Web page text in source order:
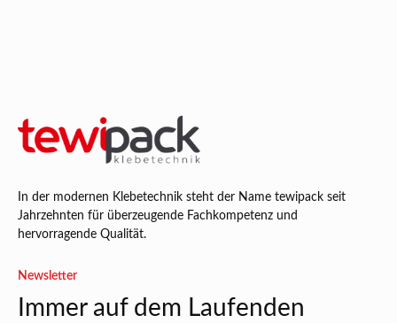
In der modernen Klebetechnik steht der Name tewipack seit
Jahrzehnten für überzeugende Fachkompetenz und
hervorragende Qualität.
Newsletter
Immer auf dem Laufenden